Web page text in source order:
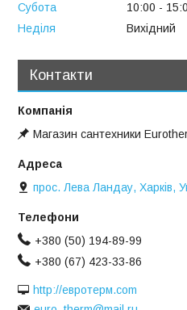
Субота
10:00
Неділя
Вихідний
Контакти
Магазин сантехники
прос. Лева Ландау, Харків,
+380 (50) 194-89-99
+380 (67) 423-33-86
http://евротерм.com